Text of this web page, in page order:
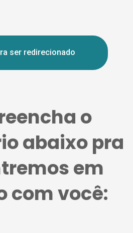
ser redirecionado
o
abaixo pra
em
com você: